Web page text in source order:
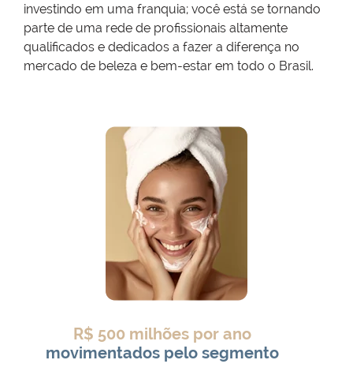
investindo em uma franquia; você está se tornando
parte de uma rede de profissionais altamente
qualificados e dedicados a fazer a diferença no
mercado de beleza e bem-estar em todo o Brasil.
R$ 500 milhões por ano
movimentados pelo segmento